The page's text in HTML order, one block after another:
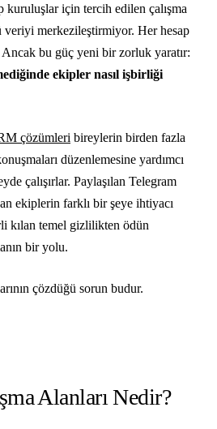
için tercih edilen çalışma
veriyi merkezileştirmiyor. Her hesap
bu güç yeni bir zorluk yaratır:
ekipler nasıl işbirliği
çözümleri bireylerin birden fazla
düzenlemesine yardımcı
çalışırlar. Paylaşılan Telegram
ekiplerin farklı bir şeye ihtiyacı
kılan temel gizlilikten ödün
bir yolu.
çözdüğü sorun budur.
Alanları Nedir?